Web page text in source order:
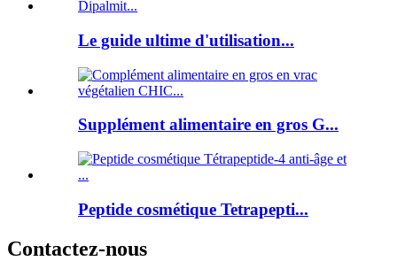
Le guide ultime d'utilisation...
Supplément alimentaire en gros G...
Peptide cosmétique Tetrapepti...
Contactez-nous